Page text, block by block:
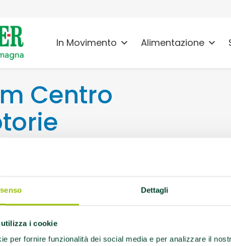
Dettagli
i cookie
per fornire funzionalità dei social media e per analizzare il
In Movimento Alimentazione
Centro
29 41018 San Cesario sul
le attività AMA: